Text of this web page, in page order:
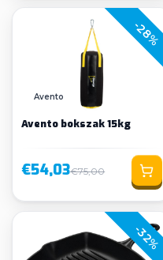
-28%
Avento
Avento bokszak 15kg
€54,03€75,00
-32%